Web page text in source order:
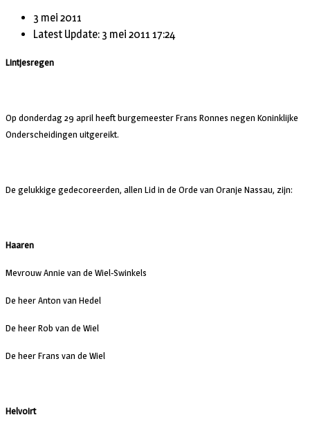
3 mei 2011
Latest Update: 3 mei 2011 17:24
Lintjesregen
Op donderdag 29 april heeft burgemeester Frans Ronnes negen Koninklijke
Onderscheidingen uitgereikt.
De gelukkige gedecoreerden, allen Lid in de Orde van Oranje Nassau, zijn:
Haaren
Mevrouw Annie van de Wiel-Swinkels
De heer Anton van Hedel
De heer Rob van de Wiel
De heer Frans van de Wiel
Helvoirt